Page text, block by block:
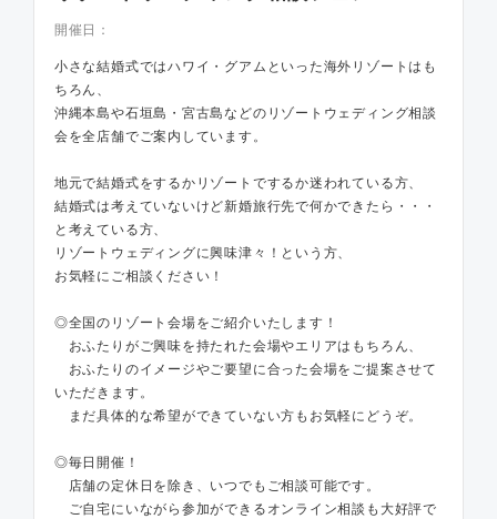
開催日：
小さな結婚式ではハワイ・グアムといった海外リゾートはも
ちろん、
沖縄本島や石垣島・宮古島などのリゾートウェディング相談
会を全店舗でご案内しています。
地元で結婚式をするかリゾートでするか迷われている方、
結婚式は考えていないけど新婚旅行先で何かできたら・・・
と考えている方、
リゾートウェディングに興味津々！という方、
お気軽にご相談ください！
◎全国のリゾート会場をご紹介いたします！
おふたりがご興味を持たれた会場やエリアはもちろん、
おふたりのイメージやご要望に合った会場をご提案させて
いただきます。
まだ具体的な希望ができていない方もお気軽にどうぞ。
◎毎日開催！
店舗の定休日を除き、いつでもご相談可能です。
ご自宅にいながら参加ができるオンライン相談も大好評で